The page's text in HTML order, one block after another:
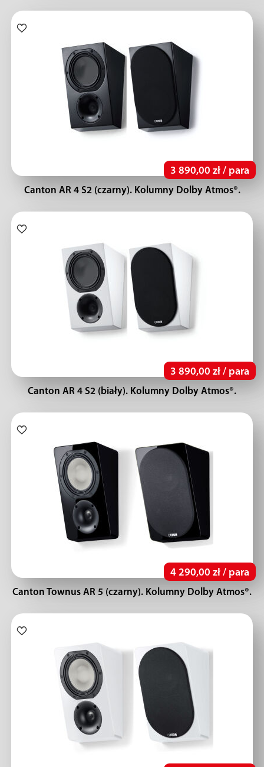
3 890,00 zł / para
Canton AR 4 S2 (czarny). Kolumny Dolby Atmos®.
3 890,00 zł / para
Canton AR 4 S2 (biały). Kolumny Dolby Atmos®.
4 290,00 zł / para
Canton Townus AR 5 (czarny). Kolumny Dolby Atmos®.